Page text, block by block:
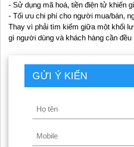
- Sử dụng mã hoá, tiền điện tử khiến
- Tối ưu chi phí cho người mua/bán,
Thay vì phải tìm kiếm giữa một khối
gì người dùng và khách hàng cần
GỬI Ý KIẾN